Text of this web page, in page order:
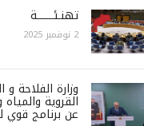
تهنـئـــــــة
2 نوفمبر 2025
وزارة الفلاحة و
القروية
عن برنامج قوي